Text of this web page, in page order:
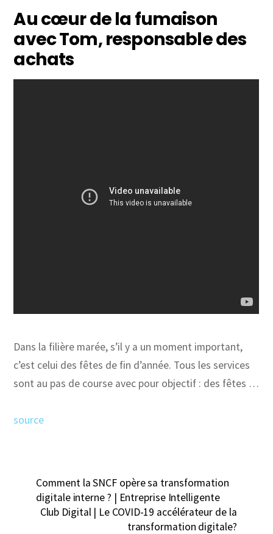
Au cœur de la fumaison
avec Tom, responsable des
achats
Dans la filière marée, s’il y a un moment important,
c’est celui des fêtes de fin d’année. Tous les services
sont au pas de course avec pour objectif : des fêtes …
source
Comment la SNCF opère sa transformation
digitale interne ? | Entreprise Intelligente
Club Digital | Le COVID-19 accélérateur de la
transformation digitale?